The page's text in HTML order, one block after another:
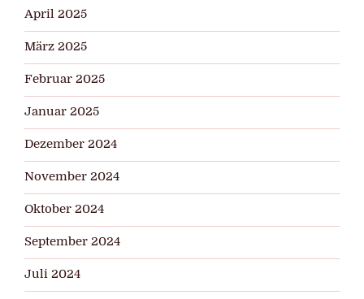
April 2025
März 2025
Februar 2025
Januar 2025
Dezember 2024
November 2024
Oktober 2024
September 2024
Juli 2024